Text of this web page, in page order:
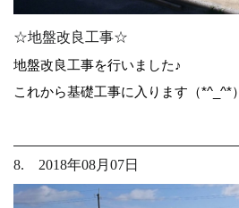
☆地盤改良工事☆
地盤改良工事を行いました♪
これから基礎工事に入ります（*^_^*）
8. 2018年08月07日